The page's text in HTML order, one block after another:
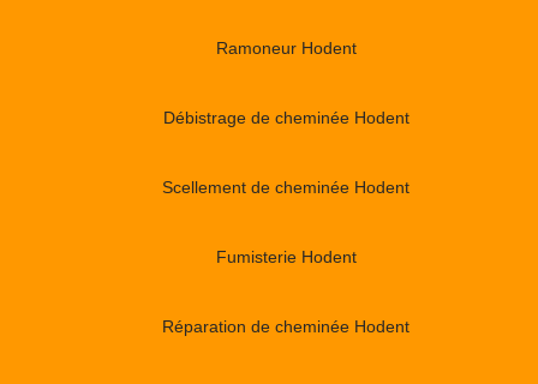
Ramoneur Hodent
Débistrage de cheminée Hodent
Scellement de cheminée Hodent
Fumisterie Hodent
Réparation de cheminée Hodent